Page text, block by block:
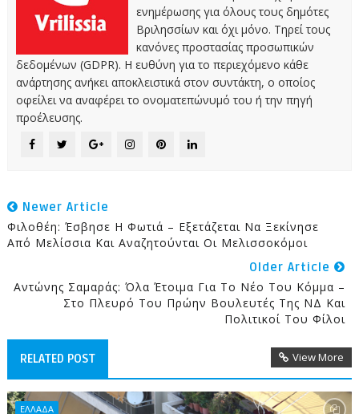
ενημέρωσης για όλους τους δημότες
Βριλησσίων και όχι μόνο. Τηρεί τους
κανόνες προστασίας προσωπικών
δεδομένων (GDPR). Η ευθύνη για το περιεχόμενο κάθε
ανάρτησης ανήκει αποκλειστικά στον συντάκτη, ο οποίος
οφείλει να αναφέρει το ονοματεπώνυμό του ή την πηγή
προέλευσης.
Newer Article
Φιλοθέη: Έσβησε Η Φωτιά – Εξετάζεται Να Ξεκίνησε
Από Μελίσσια Και Αναζητούνται Οι Μελισσοκόμοι
Older Article
Αντώνης Σαμαράς: Όλα Έτοιμα Για Το Νέο Του Κόμμα –
Στο Πλευρό Του Πρώην Βουλευτές Της ΝΔ Και
Πολιτικοί Του Φίλοι
RELATED POST View More
ΕΛΛΑΔΑ